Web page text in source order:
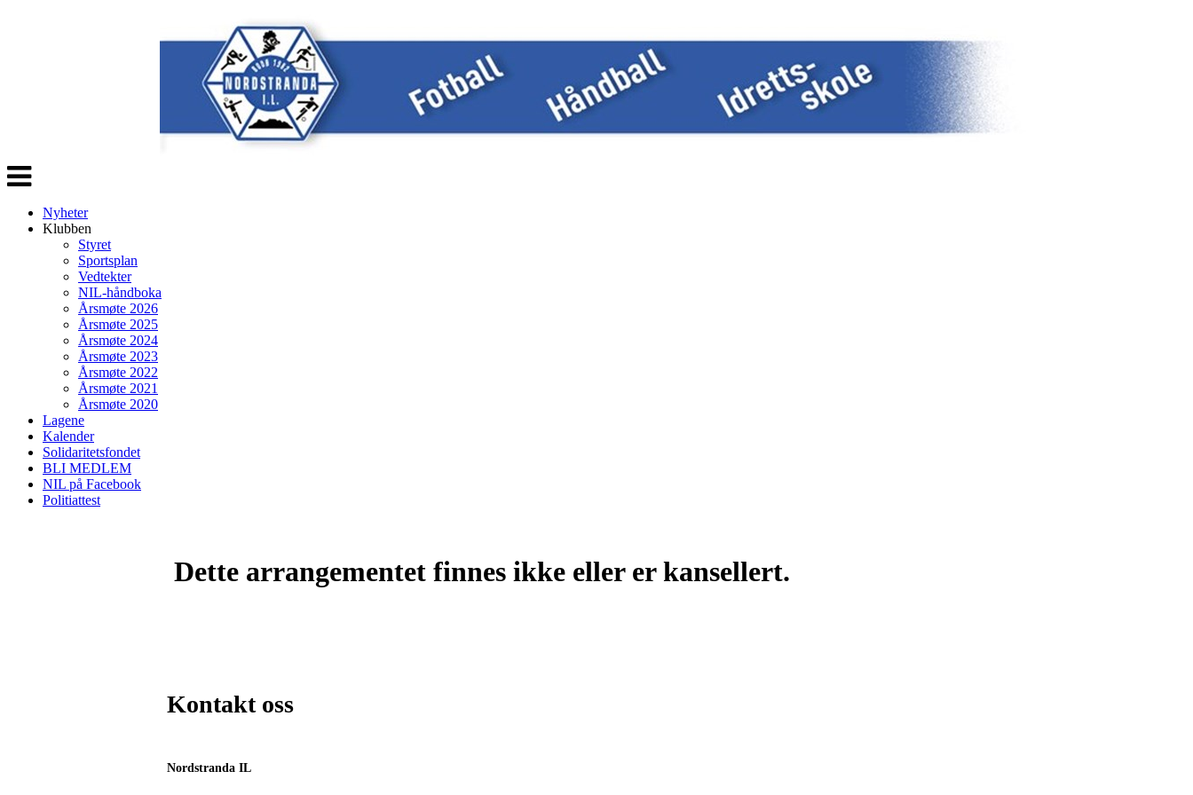
Veksle
navigasjon
Nyheter
Klubben
Styret
Sportsplan
Vedtekter
NIL-håndboka
Årsmøte 2026
Årsmøte 2025
Årsmøte 2024
Årsmøte 2023
Årsmøte 2022
Årsmøte 2021
Årsmøte 2020
Lagene
Kalender
Solidaritetsfondet
BLI MEDLEM
NIL på Facebook
Politiattest
Dette arrangementet finnes ikke eller er kansellert.
Kontakt oss
Nordstranda IL